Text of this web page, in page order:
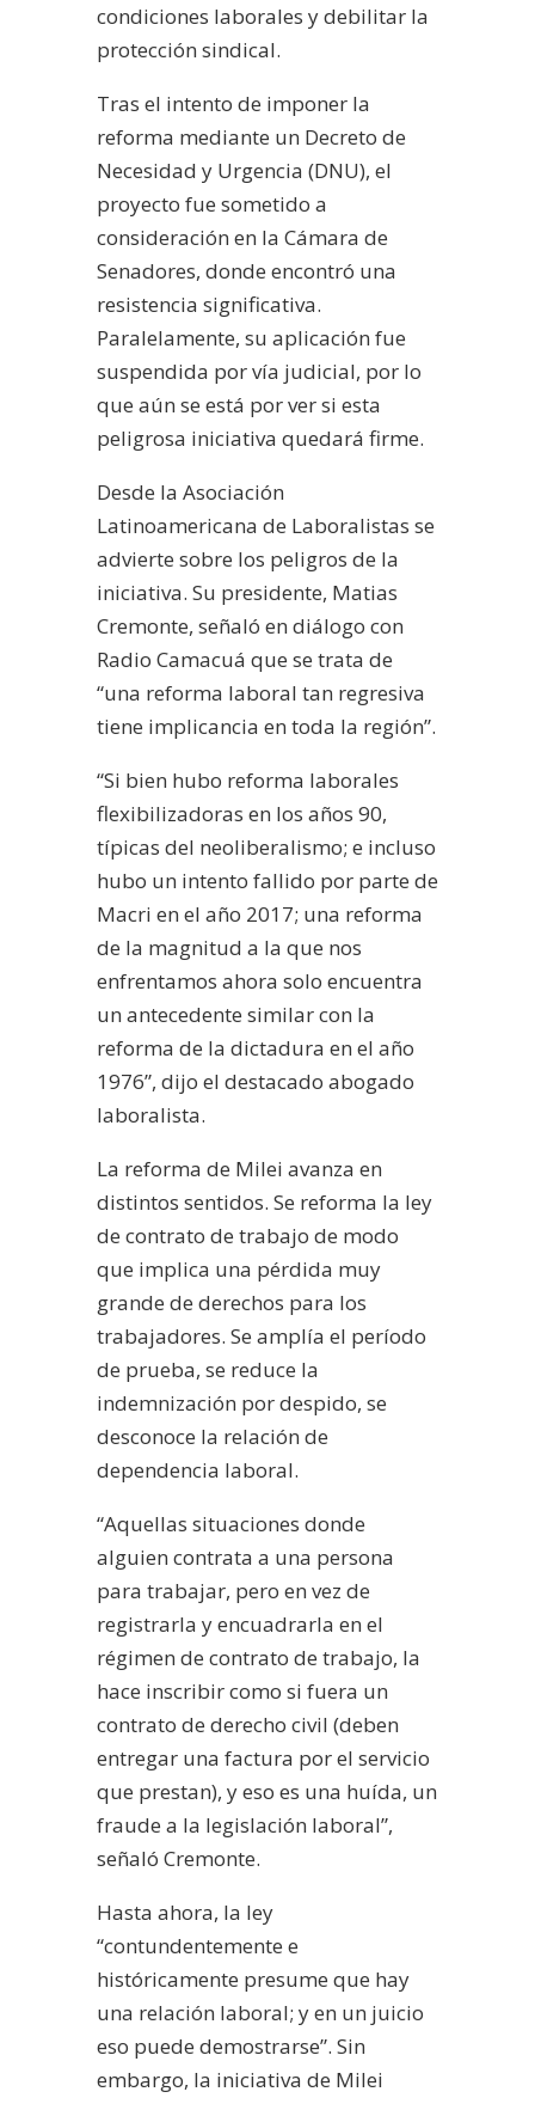
condiciones laborales y debilitar la
protección sindical.
Tras el intento de imponer la
reforma mediante un Decreto de
Necesidad y Urgencia (DNU), el
proyecto fue sometido a
consideración en la Cámara de
Senadores, donde encontró una
resistencia significativa.
Paralelamente, su aplicación fue
suspendida por vía judicial, por lo
que aún se está por ver si esta
peligrosa iniciativa quedará firme.
Desde la Asociación
Latinoamericana de Laboralistas se
advierte sobre los peligros de la
iniciativa. Su presidente, Matias
Cremonte, señaló en diálogo con
Radio Camacuá que se trata de
“una reforma laboral tan regresiva
tiene implicancia en toda la región”.
“Si bien hubo reforma laborales
flexibilizadoras en los años 90,
típicas del neoliberalismo; e incluso
hubo un intento fallido por parte de
Macri en el año 2017; una reforma
de la magnitud a la que nos
enfrentamos ahora solo encuentra
un antecedente similar con la
reforma de la dictadura en el año
1976”, dijo el destacado abogado
laboralista.
La reforma de Milei avanza en
distintos sentidos. Se reforma la ley
de contrato de trabajo de modo
que implica una pérdida muy
grande de derechos para los
trabajadores. Se amplía el período
de prueba, se reduce la
indemnización por despido, se
desconoce la relación de
dependencia laboral.
“Aquellas situaciones donde
alguien contrata a una persona
para trabajar, pero en vez de
registrarla y encuadrarla en el
régimen de contrato de trabajo, la
hace inscribir como si fuera un
contrato de derecho civil (deben
entregar una factura por el servicio
que prestan), y eso es una huída, un
fraude a la legislación laboral”,
señaló Cremonte.
Hasta ahora, la ley
“contundentemente e
históricamente presume que hay
una relación laboral; y en un juicio
eso puede demostrarse”. Sin
embargo, la iniciativa de Milei